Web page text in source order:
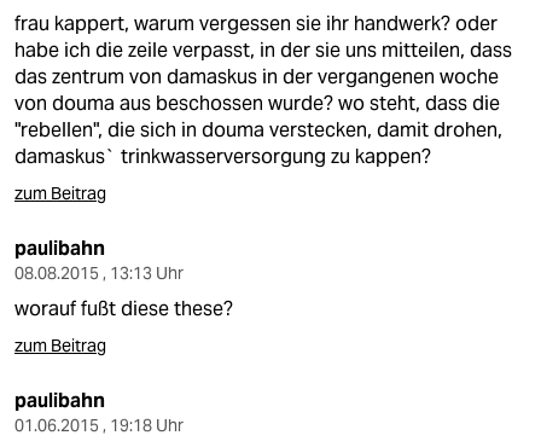
frau kappert, warum vergessen sie ihr handwerk? oder
habe ich die zeile verpasst, in der sie uns mitteilen, dass
das zentrum von damaskus in der vergangenen woche
von douma aus beschossen wurde? wo steht, dass die
"rebellen", die sich in douma verstecken, damit drohen,
damaskus` trinkwasserversorgung zu kappen?
zum Beitrag
paulibahn
08.08.2015 , 13:13 Uhr
worauf fußt diese these?
zum Beitrag
paulibahn
01.06.2015 , 19:18 Uhr